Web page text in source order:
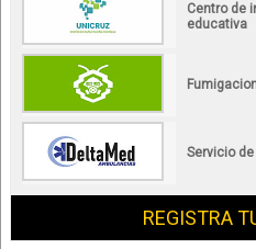
Centro de
educativa
Servicio
REGISTRA